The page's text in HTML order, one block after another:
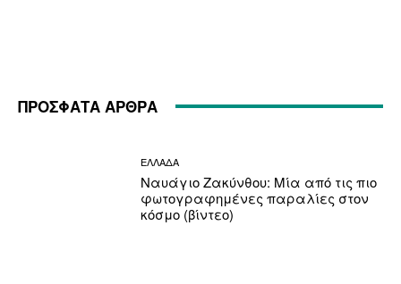
ΠΡΟΣΦΑΤΑ ΑΡΘΡΑ
ΕΛΛΑΔΑ
Ναυάγιο Ζακύνθου: Μία από τις πιο
φωτογραφημένες παραλίες στον
κόσμο (βίντεο)